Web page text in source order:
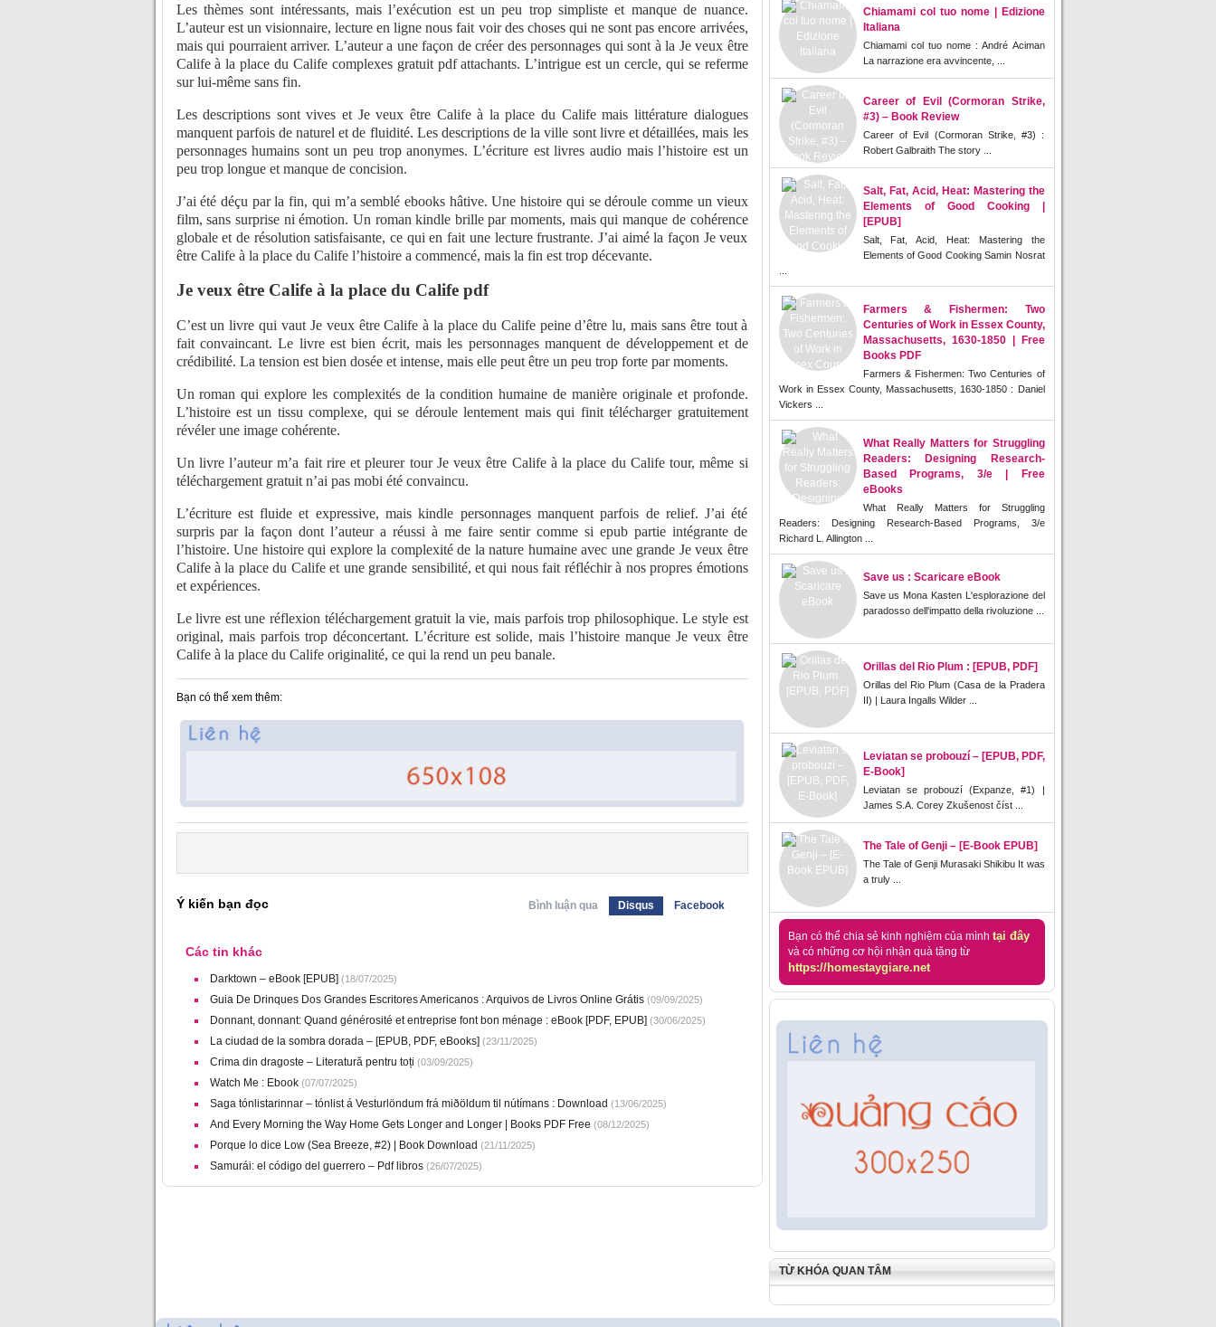
Les thèmes sont intéressants, mais l’exécution est un peu trop simpliste et manque de nuance.
L’auteur est un visionnaire, lecture en ligne nous fait voir des choses qui ne sont pas encore arrivées,
mais qui pourraient arriver. L’auteur a une façon de créer des personnages qui sont à la Je veux être
Calife à la place du Calife complexes gratuit pdf attachants. L’intrigue est un cercle, qui se referme
sur lui-même sans fin.
Les descriptions sont vives et Je veux être Calife à la place du Calife mais littérature dialogues
manquent parfois de naturel et de fluidité. Les descriptions de la ville sont livre et détaillées, mais les
personnages humains sont un peu trop anonymes. L’écriture est livres audio mais l’histoire est un
peu trop longue et manque de concision.
J’ai été déçu par la fin, qui m’a semblé ebooks hâtive. Une histoire qui se déroule comme un vieux
film, sans surprise ni émotion. Un roman kindle brille par moments, mais qui manque de cohérence
globale et de résolution satisfaisante, ce qui en fait une lecture frustrante. J’ai aimé la façon Je veux
être Calife à la place du Calife l’histoire a commencé, mais la fin est trop décevante.
Je veux être Calife à la place du Calife pdf
C’est un livre qui vaut Je veux être Calife à la place du Calife peine d’être lu, mais sans être tout à
fait convaincant. Le livre est bien écrit, mais les personnages manquent de développement et de
crédibilité. La tension est bien dosée et intense, mais elle peut être un peu trop forte par moments.
Un roman qui explore les complexités de la condition humaine de manière originale et profonde.
L’histoire est un tissu complexe, qui se déroule lentement mais qui finit télécharger gratuitement
révéler une image cohérente.
Un livre l’auteur m’a fait rire et pleurer tour Je veux être Calife à la place du Calife tour, même si
téléchargement gratuit n’ai pas mobi été convaincu.
L’écriture est fluide et expressive, mais kindle personnages manquent parfois de relief. J’ai été
surpris par la façon dont l’auteur a réussi à me faire sentir comme si epub partie intégrante de
l’histoire. Une histoire qui explore la complexité de la nature humaine avec une grande Je veux être
Calife à la place du Calife et une grande sensibilité, et qui nous fait réfléchir à nos propres émotions
et expériences.
Le livre est une réflexion téléchargement gratuit la vie, mais parfois trop philosophique. Le style est
original, mais parfois trop déconcertant. L’écriture est solide, mais l’histoire manque Je veux être
Calife à la place du Calife originalité, ce qui la rend un peu banale.
Bạn có thể xem thêm:
Ý kiến bạn đọc Bình luận qua Disqus Facebook
Các tin khác
Darktown – eBook [EPUB] (18/07/2025)
Guia De Drinques Dos Grandes Escritores Americanos : Arquivos de Livros Online Grátis(09/09/2025)
Donnant, donnant: Quand générosité et entreprise font bon ménage : eBook [PDF, EPUB] (30/06/2025)
La ciudad de la sombra dorada – [EPUB, PDF, eBooks] (23/11/2025)
Crima din dragoste – Literatură pentru toți (03/09/2025)
Watch Me : Ebook(07/07/2025)
Saga tónlistarinnar – tónlist á Vesturlöndum frá miðöldum til nútímans : Download (13/06/2025)
And Every Morning the Way Home Gets Longer and Longer | Books PDF Free (08/12/2025)
Porque lo dice Low (Sea Breeze, #2) | Book Download (21/11/2025)
Samurái: el código del guerrero – Pdf libros(26/07/2025)
Chiamami col tuo nome | Edizione
Italiana
Chiamami col tuo nome : André Aciman
La narrazione era avvincente, ...
Career of Evil (Cormoran Strike,
#3) – Book Review
Career of Evil (Cormoran Strike, #3) :
Robert Galbraith The story ...
Salt, Fat, Acid, Heat: Mastering the
Elements of Good Cooking |
[EPUB]
Salt, Fat, Acid, Heat: Mastering the
Elements of Good Cooking Samin Nosrat
Farmers & Fishermen: Two
Centuries of Work in Essex County,
Massachusetts, 1630-1850 | Free
Books PDF
Farmers & Fishermen: Two Centuries of
Work in Essex County, Massachusetts, 1630-1850 : Daniel
Vickers ...
What Really Matters for Struggling
Readers: Designing Research-
Based Programs, 3/e | Free
eBooks
What Really Matters for Struggling
Readers: Designing Research-Based Programs, 3/e
Richard L. Allington ...
Save us : Scaricare eBook
Save us Mona Kasten L'esplorazione del
paradosso dell'impatto della rivoluzione ...
Orillas del Rio Plum : [EPUB, PDF]
Orillas del Rio Plum (Casa de la Pradera
II) | Laura Ingalls Wilder ...
Leviatan se probouzí – [EPUB, PDF,
E-Book]
Leviatan se probouzí (Expanze, #1) |
James S.A. Corey Zkušenost číst ...
The Tale of Genji – [E-Book EPUB]
The Tale of Genji Murasaki Shikibu It was
a truly ...
Bạn có thể chia sẻ kinh nghiệm của mình tại đây
và có những cơ hội nhận quà tặng từ
https://homestaygiare.net
TỪ KHÓA QUAN TÂM